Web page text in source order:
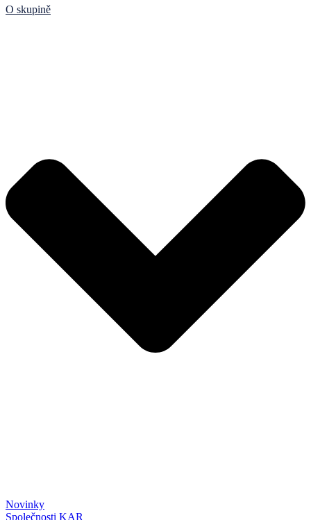
O skupině
Novinky
Společnosti KAR